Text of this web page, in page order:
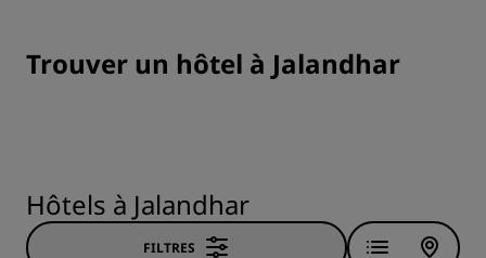
Trouver un hôtel à Jalandhar
Hôtels à Jalandhar
FILTRES